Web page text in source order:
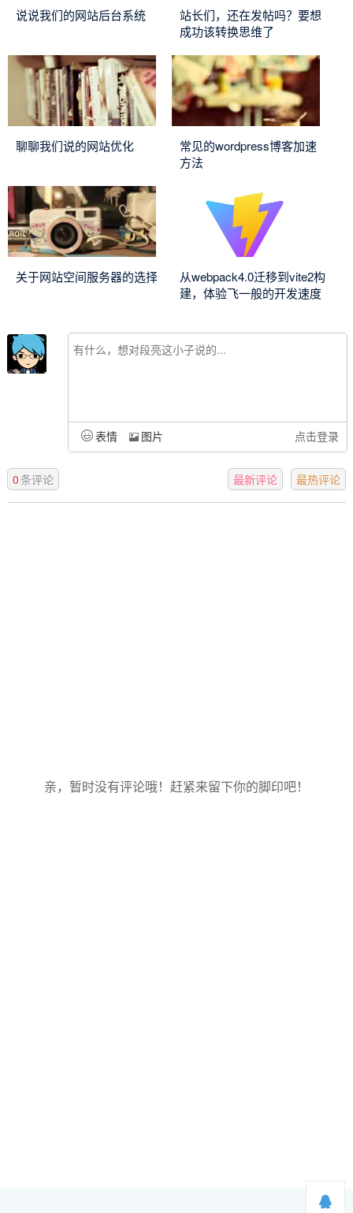
说说我们的网站后台系统
站长们，还在发帖吗？要想
成功该转换思维了
聊聊我们说的网站优化
常见的wordpress博客加速
方法
关于网站空间服务器的选择
从webpack4.0迁移到vite2构
建，体验飞一般的开发速度
表情 图片 点击登录
0条评论 最热评论
最新评论
亲，暂时没有评论哦！赶紧来留下你的脚印吧！